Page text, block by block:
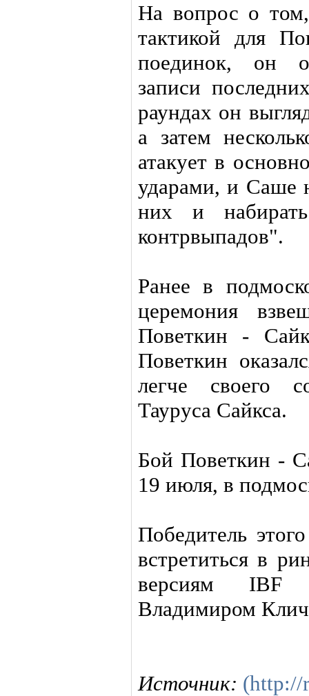
На вопрос о
тактикой для
поединок, он
записи
раундах он
а затем
атакует в
ударами, и Саше
них и
контрвыпадов".
Ранее в
церемония
Поветкин -
Поветкин
легче своего
Тауруса Сайкса.
Бой Поветкин -
19 июля, в
Победитель
встретиться в
версиям
Владимиром
Источник: (http://